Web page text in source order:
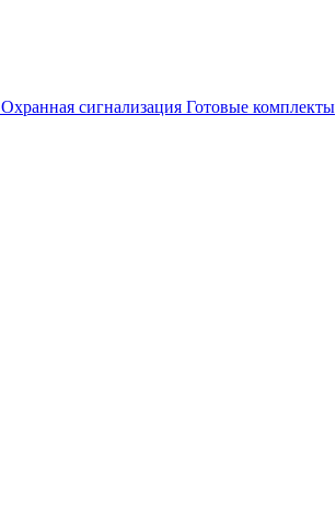
Охранная сигнализация Готовые комплекты